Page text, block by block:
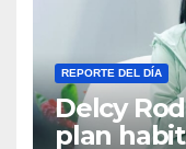
REPORTE DEL DÍA
Delcy
plan